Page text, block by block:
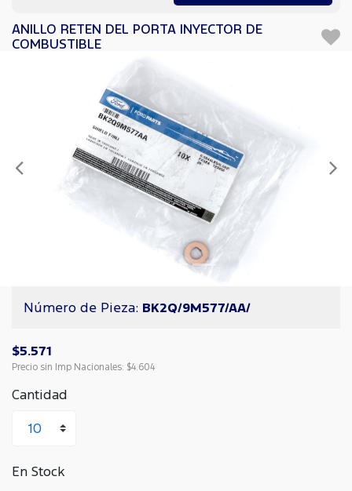
ANILLO RETEN DEL PORTA INYECTOR DE
COMBUSTIBLE
Anterior
Número de Pieza: BK2Q/9M577/AA/
$5.571
Precio sin Imp Nacionales: $4.604
Cantidad
En Stock